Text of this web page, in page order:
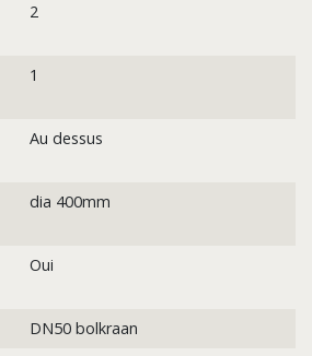
2
1
Au dessus
dia 400mm
Oui
DN50 bolkraan